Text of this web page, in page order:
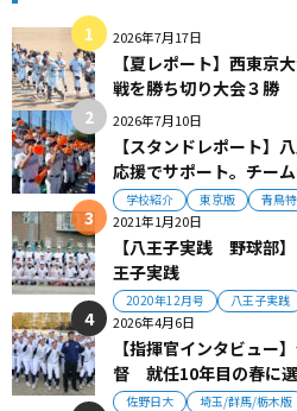
2026年7月17日
【夏レポート】西東
戦を勝ち切り大会３勝
2026年7月10日
【スタンドレポート】
応援でサポート。チー
学校紹介 東京版 青鳥
2021年1月20日
【八王子実践 野球部
王子実践
2020年12月号 八王子実践
2026年4月6日
【指揮官インタビュー
督 就任10年目の春に
佐野日大 埼玉/群馬/栃木版